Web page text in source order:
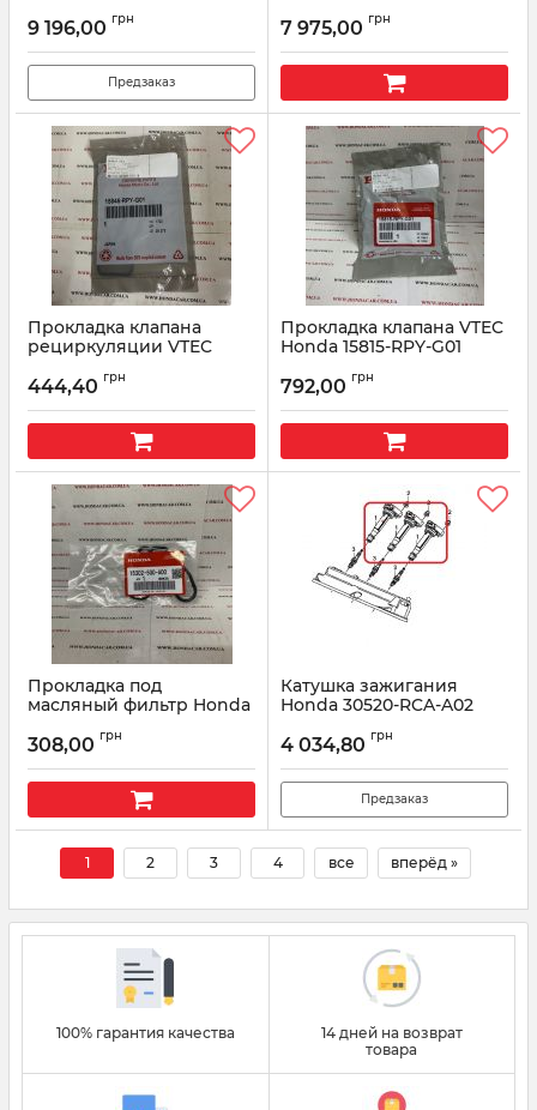
Артикул: 50850TJBA03
9 196,00 грн
Предзаказ
Артикул: 50820TJBA02
7 975,00 грн
Прокладка клапана
рециркуляции VTEC
Артикул: 15845RPYG01
444,40 грн
Прокладка клапана VTEC
Honda 15815-RPY-G01
792,00 грн
Прокладка под
масляный фильтр Honda
Артикул: 153025G0A00
308,00 грн
Катушка зажигания
Honda 30520-RCA-A02
4 034,80 грн
Предзаказ
1 2 3 4 все вперёд »
100% гарантия качества
14 дней на возврат
товара